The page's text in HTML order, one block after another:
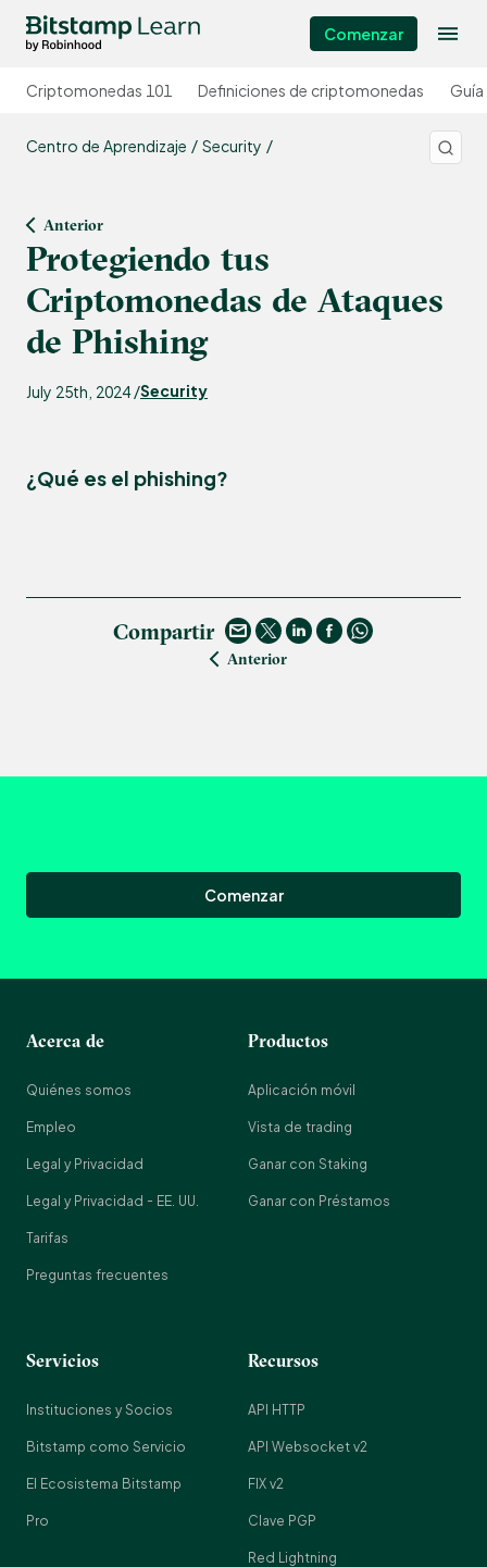
Comenzar
Criptomonedas 101 Definiciones de criptomonedas
Centro de Aprendizaje Security
Anterior
Protegiendo tus
Criptomonedas de Ataques
de Phishing
July 25th, 2024 /Security
¿Qué es el phishing?
Compartir
Anterior
Comenzar
Acerca de
Quiénes somos
Empleo
Legal y Privacidad
Legal y Privacidad - EE. UU.
Tarifas
Preguntas frecuentes
Productos
Aplicación móvil
Vista de trading
Ganar con Staking
Ganar con Préstamos
Servicios
Instituciones y Socios
Bitstamp como Servicio
El Ecosistema Bitstamp
Pro
Recursos
API HTTP
API Websocket v2
FIX v2
Clave PGP
Red Lightning